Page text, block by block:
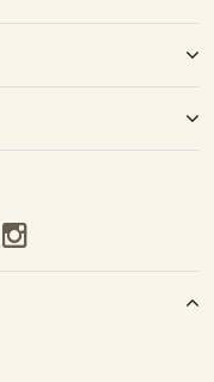
Instagram